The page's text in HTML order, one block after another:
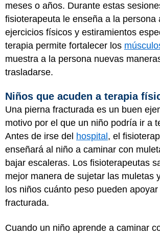
meses o años. Durante estas
fisioterapeuta le enseña a la persona
ejercicios físicos y estiramientos
terapia permite fortalecer los
muestra a la persona nuevas
trasladarse.
Niños que acuden a terapia
Una pierna fracturada es un buen
motivo por el que un niño podría ir a
Antes de irse del hospital , el
enseñará al niño a caminar con
bajar escaleras. Los fisioterapeutas
mejor manera de sujetar las muletas
los niños cuánto peso pueden
fracturada.
Cuando un niño aprende a caminar